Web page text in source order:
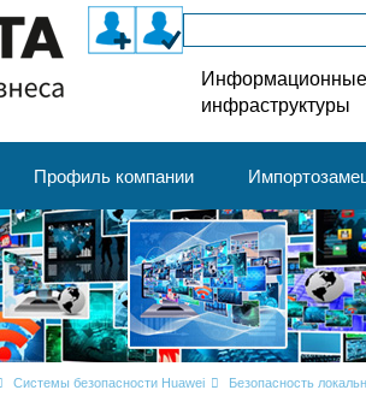
Информационные
инфраструктуры
Профиль компании
Системы безопасности Huawei Безопасность